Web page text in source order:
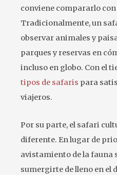
conviene compararlo
Tradicionalmente, un
observar animales y
parques y reservas en
incluso en globo. Con el
tipos de safaris para
viajeros.
Por su parte, el safari
diferente. En lugar de
avistamiento de la fauna
sumergirte de lleno en el